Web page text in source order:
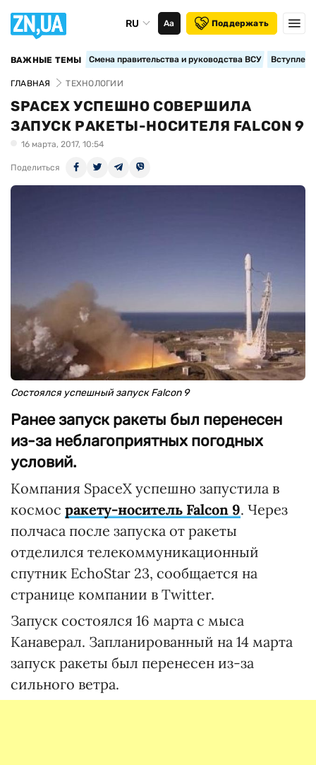
RU Аа Поддержать
ВАЖНЫЕ ТЕМЫ Смена правительства и руководства ВСУ
ГЛАВНАЯ ТЕХНОЛОГИИ
SPACEX УСПЕШНО СОВЕРШИЛА
ЗАПУСК РАКЕТЫ-НОСИТЕЛЯ FALCON 9
16 марта, 2017, 10:54
Поделиться
Состоялся успешный запуск Falcon 9
Ранее запуск ракеты был перенесен
из-за неблагоприятных погодных
условий.
Компания SpaceX успешно запустила в
космос ракету-носитель Falcon 9. Через
полчаса после запуска от ракеты
отделился телекоммуникационный
спутник EchoStar 23, сообщается на
странице компании в Twitter.
Запуск состоялся 16 марта с мыса
Канаверал. Запланированный на 14 марта
запуск ракеты был перенесен из-за
сильного ветра.